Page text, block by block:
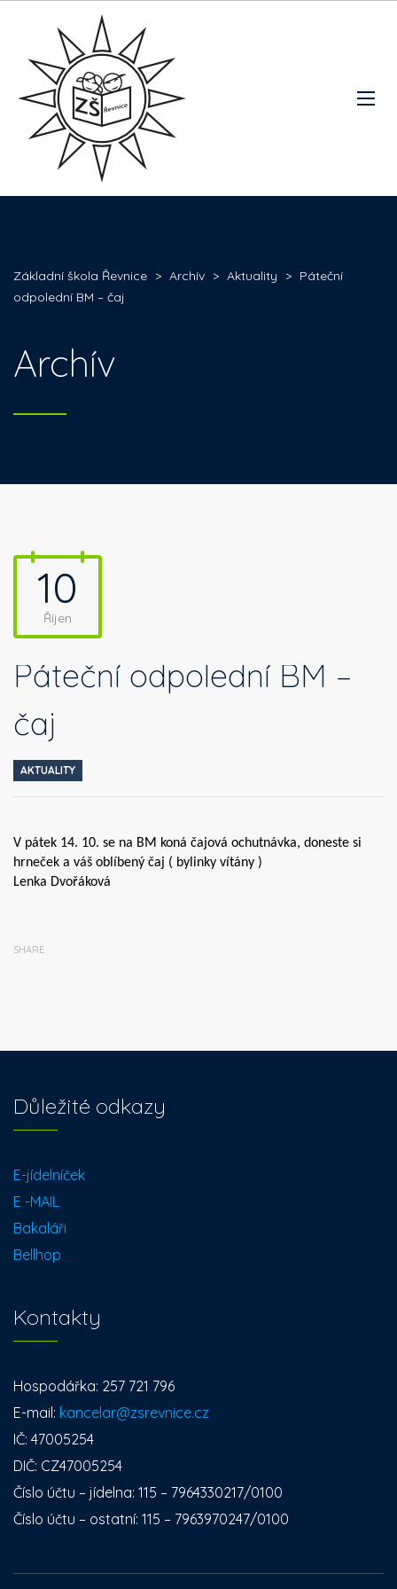
Základní škola Řevnice > Archív > Aktuality > Páteční
odpolední BM – čaj
Archív
10
Říjen
Páteční odpolední BM –
čaj
AKTUALITY
V pátek 14. 10. se na BM koná čajová ochutnávka, doneste si
hrneček a váš oblíbený čaj ( bylinky vítány )
Lenka Dvořáková
SHARE
Důležité odkazy
E-jídelníček
E -MAIL
Bakaláři
Bellhop
Kontakty
Hospodářka: 257 721 796
E-mail: kancelar@zsrevnice.cz
IČ: 47005254
DIČ: CZ47005254
Číslo účtu – jídelna: 115 – 7964330217/0100
Číslo účtu – ostatní: 115 – 7963970247/0100